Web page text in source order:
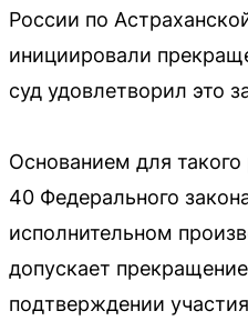
России по
инициировали
суд удовлетворил это
Основанием для такого
40 Федерального
исполнительном
допускает
подтверждении